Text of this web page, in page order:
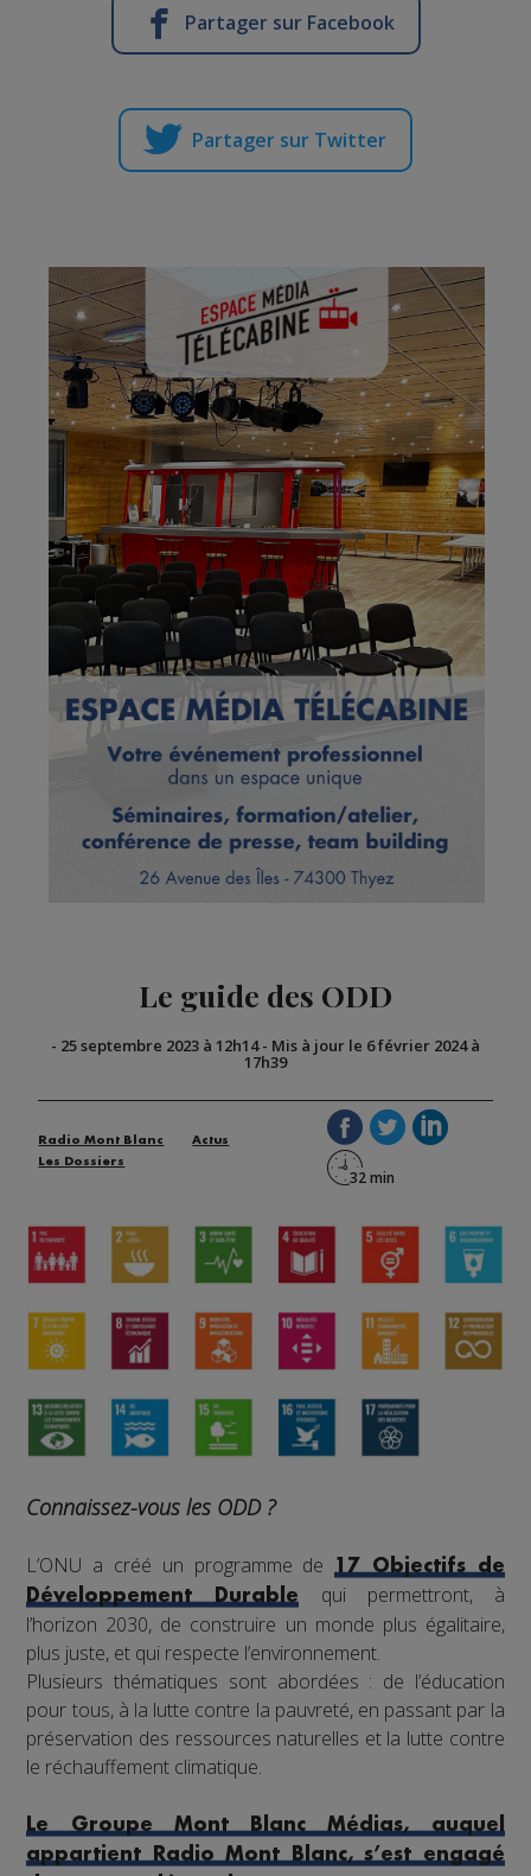
Partager sur Facebook
Partager sur Twitter
Le guide des ODD
- 25 septembre 2023 à 12h14- Mis à jour le 6 février 2024 à
17h39
Radio Mont Blanc
Actus
Les Dossiers
Connaissez-vous les ODD ?
L’ONU a créé un programme de17 Objectifs de
Développement Durable
qui permettront, à
l’horizon 2030, de construire un monde plus égalitaire,
plus juste, et qui respecte l’environnement.
Plusieurs thématiques sont abordées : de l’éducation
pour tous, à la lutte contre la pauvreté, en passant par la
préservation des ressources naturelles et la lutte contre
le réchauffement climatique.
Le Groupe Mont Blanc Médias, auquel
appartient Radio Mont Blanc, s’est engagé